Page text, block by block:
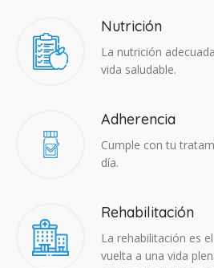
Nutrición
La nutrición
vida saludable.
Adherencia​
Cumple con tu
día.
Rehabilitación
La rehabilitación es
vuelta a una vida